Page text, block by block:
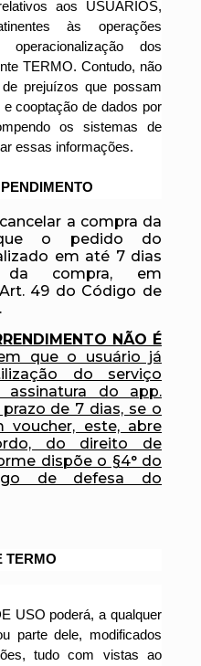
aos USUÁRIOS,
às operações
dos
TERMO. Contudo, não
prejuízos que possam
cooptação de dados por
os sistemas de
essas informações.
a compra da
que o pedido do
em até 7 dias
compra, em
49 do Código de
NÃO É
que o usuário já
do serviço
assinatura do app.
de 7 dias, se o
voucher, este, abre
do direito de
dispõe o §4° do
de defesa do
TERMO
USO poderá, a qualquer
parte dele, modificados
tudo com vistas ao